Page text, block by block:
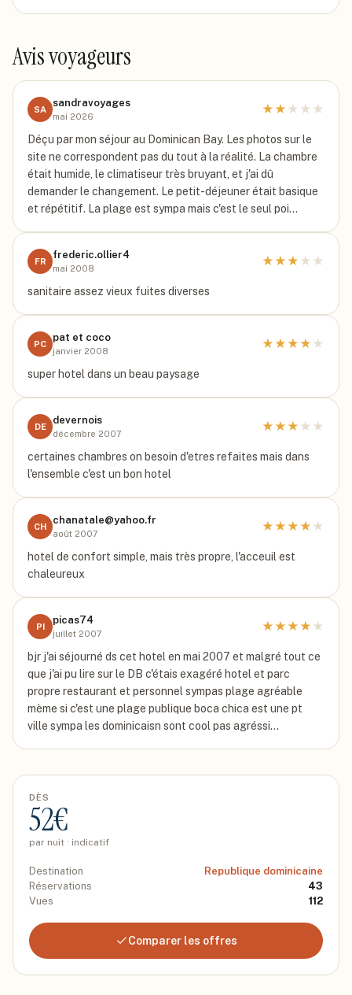
Avis voyageurs
SA
sandravoyages
mai 2026
★★ ★ ★ ★
Déçu par mon séjour au Dominican Bay. Les photos sur le
site ne correspondent pas du tout à la réalité. La chambre
était humide, le climatiseur très bruyant, et j'ai dû
demander le changement. Le petit-déjeuner était basique
et répétitif. La plage est sympa mais c'est le seul poi…
FR
frederic.ollier4
mai 2008
★★★ ★ ★
sanitaire assez vieux fuites diverses
PC
pat et coco
janvier 2008
★★★★ ★
super hotel dans un beau paysage
DE
devernois
décembre 2007
★★★ ★ ★
certaines chambres on besoin d'etres refaites mais dans
l'ensemble c'est un bon hotel
CH
chanatale@yahoo.fr
août 2007
★★★★ ★
hotel de confort simple, mais très propre, l'acceuil est
chaleureux
PI
picas74
juillet 2007
★★★★ ★
bjr j'ai séjourné ds cet hotel en mai 2007 et malgré tout ce
que j'ai pu lire sur le DB c'étais exagéré hotel et parc
propre restaurant et personnel sympas plage agréable
mème si c'est une plage publique boca chica est une pt
ville sympa les dominicaisn sont cool pas agréssi…
DÈS
52€
par nuit · indicatif
Destination
Republique dominicaine
Réservations
43
Vues
112
Comparer les offres